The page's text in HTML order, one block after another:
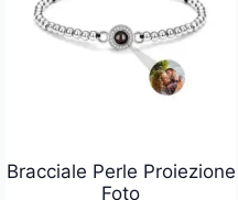
Bracciale Perle Proiezione
Foto